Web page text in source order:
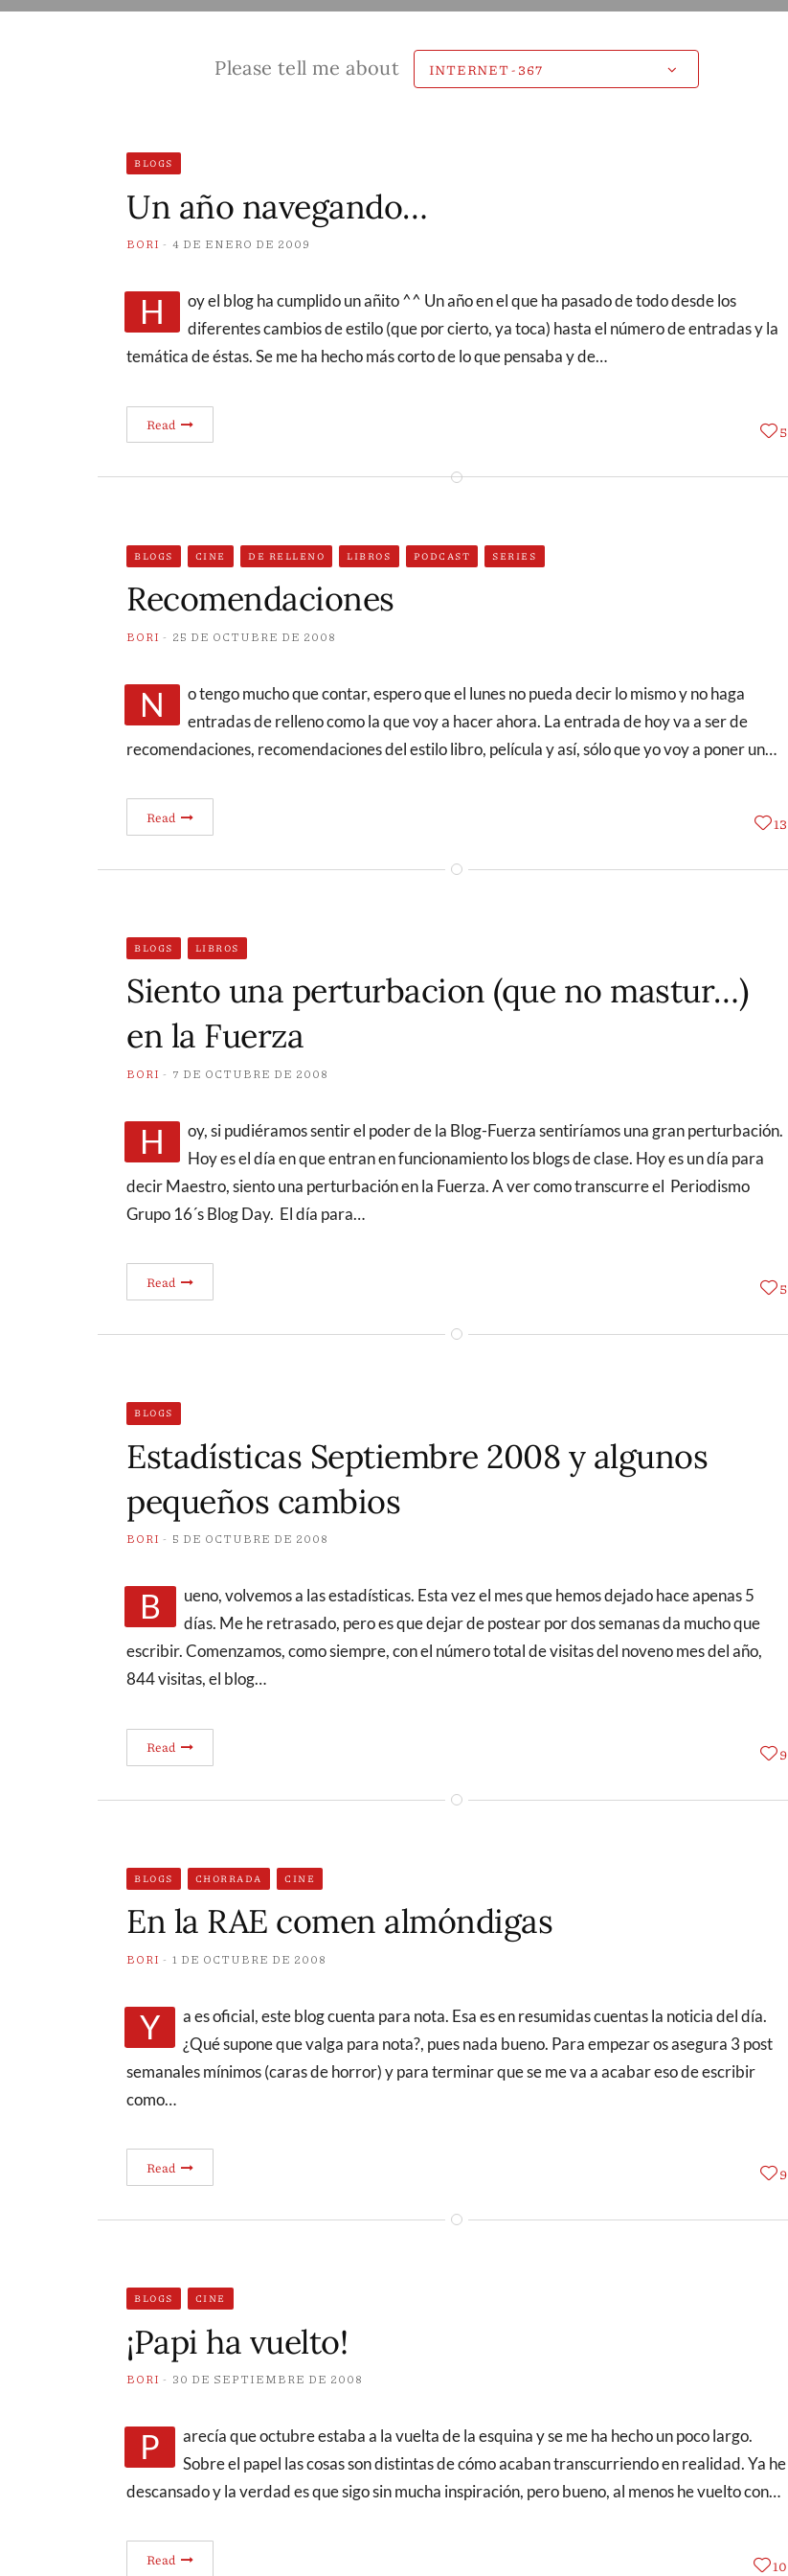
Please tell me about
BLOGS
Un año navegando…
BORI 4 DE ENERO DE 2009
Hoy el blog ha cumplido un añito ^^ Un año en el que ha pasado de todo desde los
diferentes cambios de estilo (que por cierto, ya toca) hasta el número de entradas y la
temática de éstas. Se me ha hecho más corto de lo que pensaba y de…
Read 5
BLOGS CINE DE RELLENO LIBROS PODCAST SERIES
Recomendaciones
BORI 25 DE OCTUBRE DE 2008
No tengo mucho que contar, espero que el lunes no pueda decir lo mismo y no haga
entradas de relleno como la que voy a hacer ahora. La entrada de hoy va a ser de
recomendaciones, recomendaciones del estilo libro, película y así, sólo que yo voy a poner un…
Read 13
BLOGS LIBROS
Siento una perturbacion (que no mastur…)
en la Fuerza
BORI 7 DE OCTUBRE DE 2008
Hoy, si pudiéramos sentir el poder de la Blog-Fuerza sentiríamos una gran perturbación.
Hoy es el día en que entran en funcionamiento los blogs de clase. Hoy es un día para
decir Maestro, siento una perturbación en la Fuerza. A ver como transcurre el Periodismo
Grupo 16´s Blog Day. El día para…
Read 5
BLOGS
Estadísticas Septiembre 2008 y algunos
pequeños cambios
BORI 5 DE OCTUBRE DE 2008
Bueno, volvemos a las estadísticas. Esta vez el mes que hemos dejado hace apenas 5
días. Me he retrasado, pero es que dejar de postear por dos semanas da mucho que
escribir. Comenzamos, como siempre, con el número total de visitas del noveno mes del año,
844 visitas, el blog…
Read 9
BLOGS CHORRADA CINE
En la RAE comen almóndigas
BORI 1 DE OCTUBRE DE 2008
Ya es oficial, este blog cuenta para nota. Esa es en resumidas cuentas la noticia del día.
¿Qué supone que valga para nota?, pues nada bueno. Para empezar os asegura 3 post
semanales mínimos (caras de horror) y para terminar que se me va a acabar eso de escribir
como…
Read 9
BLOGS CINE
¡Papi ha vuelto!
BORI 30 DE SEPTIEMBRE DE 2008
Parecía que octubre estaba a la vuelta de la esquina y se me ha hecho un poco largo.
Sobre el papel las cosas son distintas de cómo acaban transcurriendo en realidad. Ya he
descansado y la verdad es que sigo sin mucha inspiración, pero bueno, al menos he vuelto con…
Read 10